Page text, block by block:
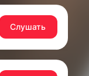
Слушать